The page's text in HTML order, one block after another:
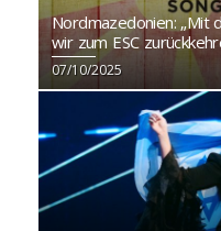
Nordmazedonien: „Mit
wir zum ESC
07/10/2025